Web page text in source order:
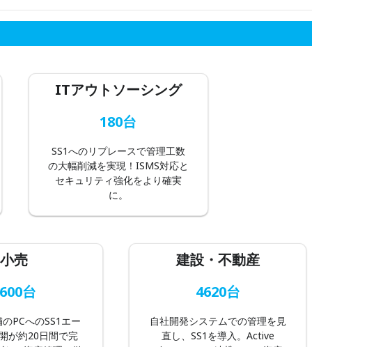
ITアウトソーシング
180台
SS1へのリプレースで管理工数
の大幅削減を実現！ISMS対応と
セキュリティ強化をより確実
に。
小売
台
PCへのSS1エー
が約20日間で完
建設・不動産
4620台
自社開発システムでの管理を見
直し、SS1を導入。Active